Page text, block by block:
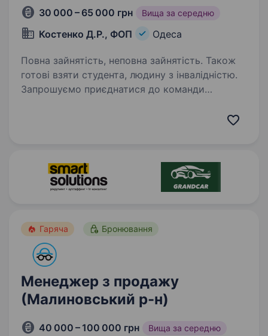
30 000 – 65 000 грн Вища за середню
Костенко Д.Р., ФОП Одеса
Повна зайнятість, неповна зайнятість. Також
готові взяти студента, людину з інвалідністю.
Запрошуємо приєднатися до команди
відправки. Вимоги…
Гаряча Бронювання
Менеджер з продажу
(Малиновський р-н)
40 000 – 100 000 грн Вища за середню